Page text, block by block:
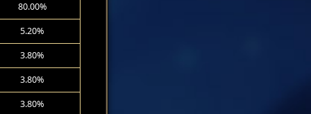
80.00%
5.20%
3.80%
3.80%
3.80%